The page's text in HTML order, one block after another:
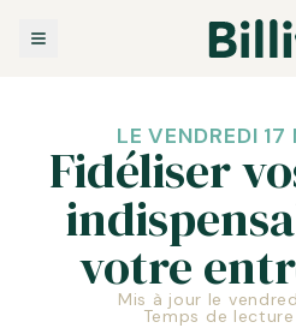
LE VENDREDI
Fidéliser
votre
Mis à jour le
Temps de